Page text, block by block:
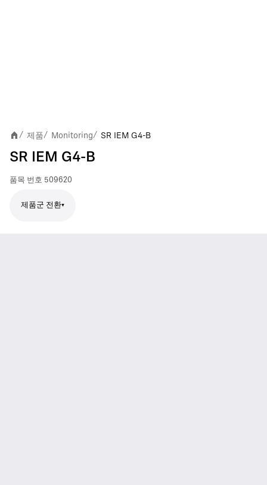
/ 제품/ Monitoring/ SR IEM G4-B
SR IEM G4-B
품목 번호 509620
제품군 전환